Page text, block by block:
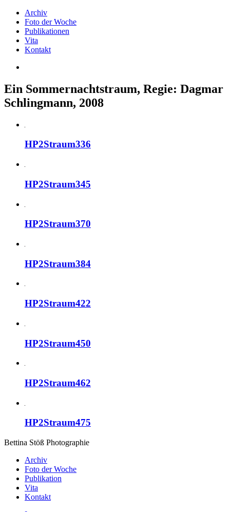
Archiv
Foto der Woche
Publikationen
Vita
Kontakt
Ein Sommernachtstraum, Regie: Dagmar
Schlingmann, 2008
HP2Straum336
HP2Straum345
HP2Straum370
HP2Straum384
HP2Straum422
HP2Straum450
HP2Straum462
HP2Straum475
Bettina Stöß Photographie
Archiv
Foto der Woche
Publikation
Vita
Kontakt